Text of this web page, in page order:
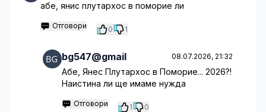
абе, янис плутархос в поморие ли
Отговори 0 1
bg547@gmail 08.07.2026, 21:32
Абе, Янес Плутархос в Поморие... 2026?!
Наистина ли ще имаме нужда
Отговори 1 0